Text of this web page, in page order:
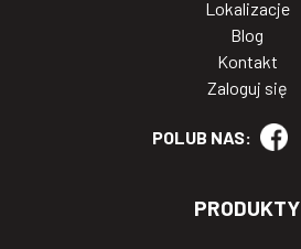
Lokalizacje
Blog
Kontakt
Zaloguj się
POLUB NAS:
PRODUKTY